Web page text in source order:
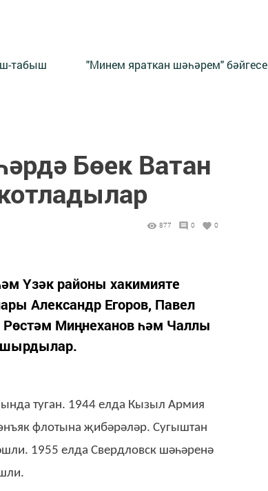
табыш "Минем яраткан шәһәрем" бәйгесе
Бөек Ватан
877 0 0
Үзәк районы хакимияте
Александр Егоров, Павел
Миңнеханов һәм Чаллы
туган. 1944 елда Кызыл Армия
флотына җибәрәләр. Сугыштан
1955 елда Свердловск шәһәренә